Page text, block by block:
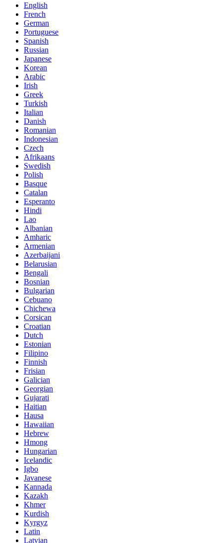
English
French
German
Portuguese
Spanish
Russian
Japanese
Korean
Arabic
Irish
Greek
Turkish
Italian
Danish
Romanian
Indonesian
Czech
Afrikaans
Swedish
Polish
Basque
Catalan
Esperanto
Hindi
Lao
Albanian
Amharic
Armenian
Azerbaijani
Belarusian
Bengali
Bosnian
Bulgarian
Cebuano
Chichewa
Corsican
Croatian
Dutch
Estonian
Filipino
Finnish
Frisian
Galician
Georgian
Gujarati
Haitian
Hausa
Hawaiian
Hebrew
Hmong
Hungarian
Icelandic
Igbo
Javanese
Kannada
Kazakh
Khmer
Kurdish
Kyrgyz
Latin
Latvian